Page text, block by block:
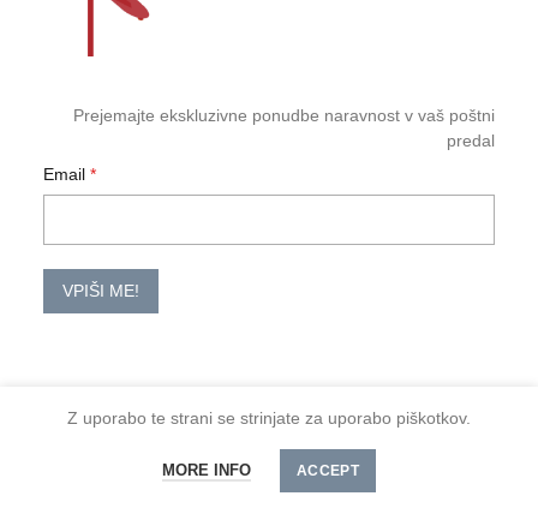
Prejemajte ekskluzivne ponudbe naravnost v vaš poštni
predal
Email
VPIŠI ME!
2026 TM-HoReCa
Spoštovani kupci, minimalno naročilo je 30 €
Z uporabo te strani se strinjate za uporabo piškotkov.
MORE INFO ACCEPT
DODAJ V KOŠARICO